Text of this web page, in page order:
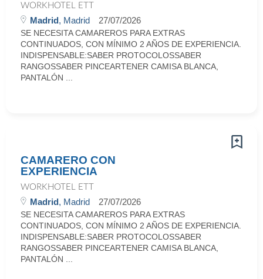
WORKHOTEL ETT
Madrid, Madrid 27/07/2026
SE NECESITA CAMAREROS PARA EXTRAS
CONTINUADOS, CON MÍNIMO 2 AÑOS DE EXPERIENCIA.
INDISPENSABLE:SABER PROTOCOLOSSABER
RANGOSSABER PINCEARTENER CAMISA BLANCA,
PANTALÓN ...
CAMARERO CON
EXPERIENCIA
WORKHOTEL ETT
Madrid, Madrid 27/07/2026
SE NECESITA CAMAREROS PARA EXTRAS
CONTINUADOS, CON MÍNIMO 2 AÑOS DE EXPERIENCIA.
INDISPENSABLE:SABER PROTOCOLOSSABER
RANGOSSABER PINCEARTENER CAMISA BLANCA,
PANTALÓN ...